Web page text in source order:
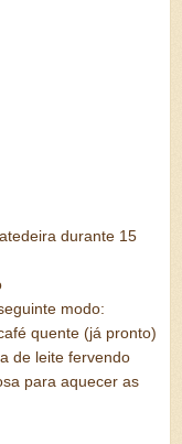
durante 15
modo:
quente (já pronto)
de leite fervendo
para aquecer as